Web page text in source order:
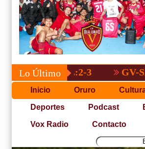
Lo Último GV-SAN
Inicio Oruro
Deportes Podcast
Vox Radio Contacto